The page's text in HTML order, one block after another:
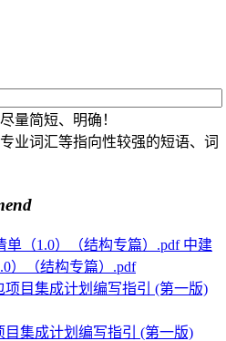
量简短、明确！
业词汇等指向性较强的短语、词
中建
）（结构专篇）.pdf
目集成计划编写指引 (第一版)